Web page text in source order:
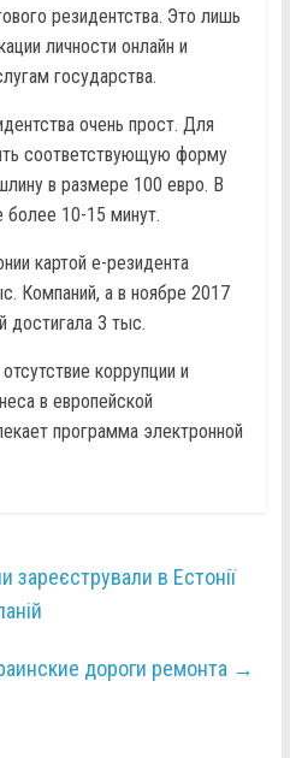
резидентства. Это лишь
личности онлайн и
государства.
очень прост. Для
соответствующую форму
в размере 100 евро. В
более 10-15 минут.
картой е-резидента
Компаний, а в ноябре 2017
достигала 3 тыс.
коррупции и
в европейской
программа электронной
зареєстрували в Естонії
дороги ремонта →